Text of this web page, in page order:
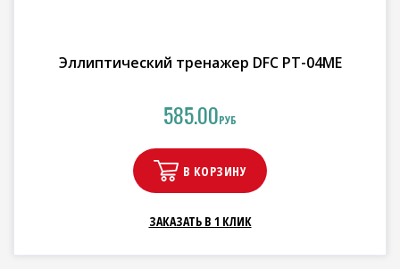
Эллиптический тренажер DFC PT-04ME
585.00РУБ
В КОРЗИНУ
ЗАКАЗАТЬ В 1 КЛИК